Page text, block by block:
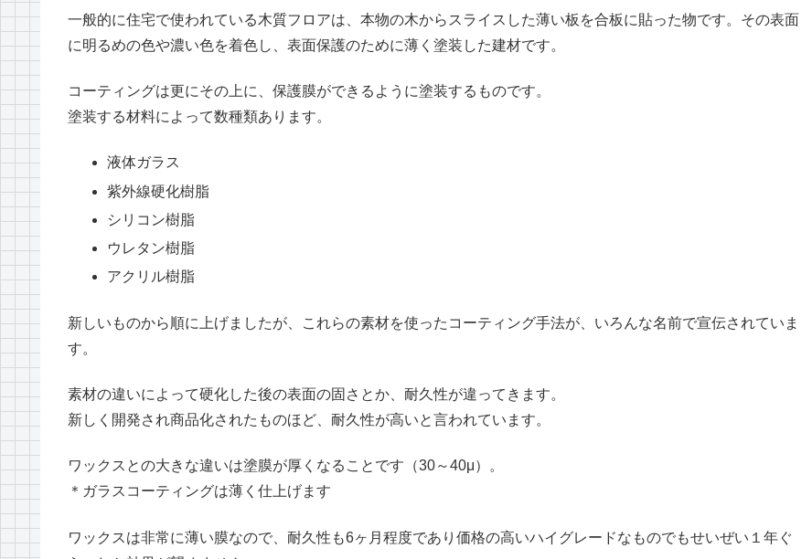
一般的に住宅で使われている木質フロアは、本物の木からスライスした薄い板を合板に貼った物です。その表面
に明るめの色や濃い色を着色し、表面保護のために薄く塗装した建材です。
コーティングは更にその上に、保護膜ができるように塗装するものです。
塗装する材料によって数種類あります。
液体ガラス
紫外線硬化樹脂
シリコン樹脂
ウレタン樹脂
アクリル樹脂
新しいものから順に上げましたが、これらの素材を使ったコーティング手法が、いろんな名前で宣伝されていま
す。
素材の違いによって硬化した後の表面の固さとか、耐久性が違ってきます。
新しく開発され商品化されたものほど、耐久性が高いと言われています。
ワックスとの大きな違いは塗膜が厚くなることです（30～40μ）。
＊ガラスコーティングは薄く仕上げます
ワックスは非常に薄い膜なので、耐久性も6ヶ月程度であり価格の高いハイグレードなものでもせいぜい１年ぐ